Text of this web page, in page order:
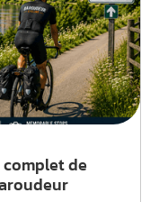
complet de